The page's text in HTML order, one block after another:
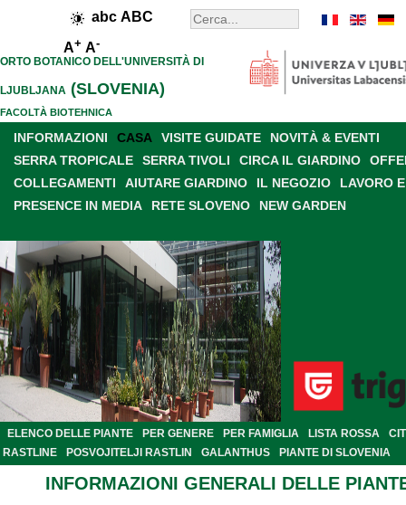
abc ABC
A+ A-
ORTO BOTANICO DELL'UNIVERSITÀ DI
LJUBLJANA (SLOVENIA)
FACOLTÀ BIOTEHNICA
INFORMAZIONI CASA VISITE GUIDATE
NOVITÀ & EVENTI
SERRA TROPICALE
SERRA TIVOLI CIRCA IL GIARDINO
COLLEGAMENTI
AIUTARE GIARDINO IL NEGOZIO
LAVORO
PRESENCE IN MEDIA
RETE SLOVENO NEW GARDEN
ELENCO DELLE PIANTE PER GENERE PER FAMIGLIA LISTA ROSSA
RASTLINE
POSVOJITELJI RASTLIN GALANTHUS PIANTE DI SLOVENIA
INFORMAZIONI GENERALI DELLE